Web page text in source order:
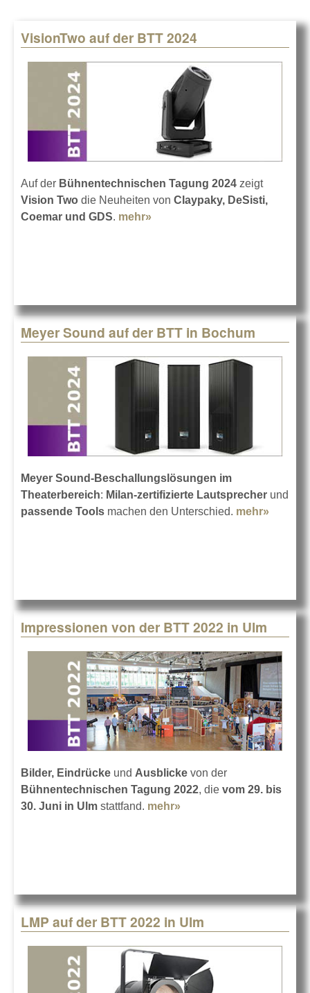
VisionTwo auf der BTT 2024
Auf der Bühnentechnischen Tagung 2024 zeigt
Vision Two die Neuheiten von Claypaky, DeSisti,
Coemar und GDS. mehr»
Meyer Sound auf der BTT in Bochum
Meyer Sound-Beschallungslösungen im
Theaterbereich: Milan-zertifizierte Lautsprecher und
passende Tools machen den Unterschied. mehr»
Impressionen von der BTT 2022 in Ulm
Bilder, Eindrücke und Ausblicke von der
Bühnentechnischen Tagung 2022, die vom 29. bis
30. Juni in Ulm stattfand. mehr»
LMP auf der BTT 2022 in Ulm